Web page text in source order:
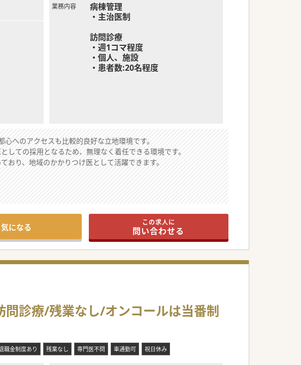
業務内容
病棟管理
・主治医制
訪問診療
・週1コマ程度
・個人、施設
・患者数:20名程度
へのアクセスも比較的良好な立地環境です。
しての採用となるため、無理なく着任できる環境です。
おり、地域のかかりつけ医として活躍できます。
を支える重要な拠点として機能しています。
ても経済的な負担を大幅に軽減できます。
然の中で生活を送ることができる魅力的なエリアです。
りとリフレッシュできる勤務体系です。
、プライベートな時間を大切にできます。
免除の調整も可能という柔軟な対応です。
り、常勤医師の負担が軽減される見込みです。
ながら温かい医療を提供している職場です。
フ間の協調性を大切にする風土があります。
ることなく従来の診療スタイルで業務が可能です。
することも可能であり、身体的負担に配慮されています。
になる この求人に
問い合わせる
問診療/残業なし/オンコールは当番制
職金制度あり 残業なし 専門医不問 車通勤可 祝日休み